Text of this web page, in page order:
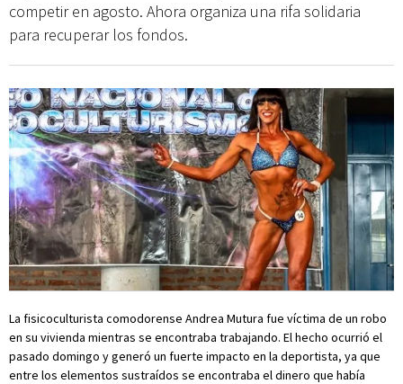
competir en agosto. Ahora organiza una rifa solidaria
para recuperar los fondos.
La fisicoculturista comodorense Andrea Mutura fue víctima de un robo
en su vivienda mientras se encontraba trabajando. El hecho ocurrió el
pasado domingo y generó un fuerte impacto en la deportista, ya que
entre los elementos sustraídos se encontraba el dinero que había